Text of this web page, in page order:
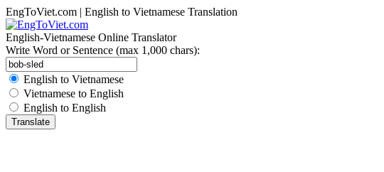
EngToViet.com | English to Vietnamese Translation
English-Vietnamese Online Translator
Write Word or Sentence (max 1,000 chars):
English to Vietnamese
Vietnamese to English
English to English